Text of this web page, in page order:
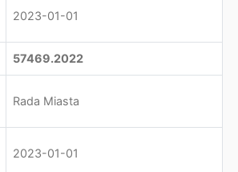
2023-01-01
57469.2022
Rada Miasta
2023-01-01